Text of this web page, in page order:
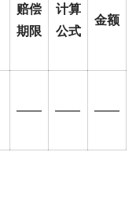
赔偿
期限
计算
公式
金额
—— —— ——